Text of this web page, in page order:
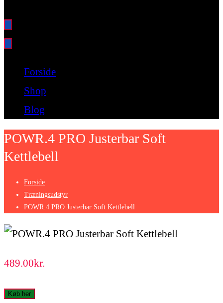
Bare endnu et fitness websted
Forside
Shop
Blog
POWR.4 PRO Justerbar Soft
Kettlebell
Forside
Træningsudstyr
POWR.4 PRO Justerbar Soft Kettlebell
489.00kr.
Køb her